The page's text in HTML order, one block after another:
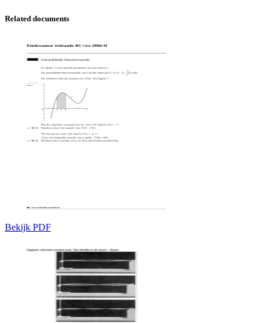
Related documents
Bekijk PDF